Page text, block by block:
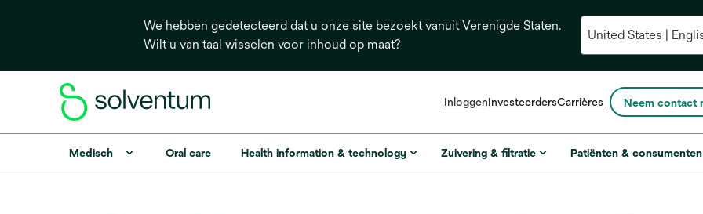
We hebben gedetecteerd dat u onze site bezoekt vanuit Verenigde Staten.
Wilt u van taal wisselen voor inhoud op maat?
InloggenInvesteerdersopens
a
new
Carrières Neem contact
Medisch Oral care Health information & technology Zuivering & filtratie Patiënten & consumenten